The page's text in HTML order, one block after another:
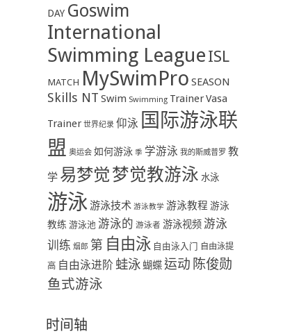
DAY Goswim
International
Swimming LeagueISL
MATCH MySwimPro SEASON
Skills NT Swim Swimming TrainerVasa
Trainer 世界纪录 仰泳 国际游泳联
盟 奥运会 如何游泳 季 学游泳 我的斯威普罗 教
学 易梦觉梦觉教游泳 水泳
游泳游泳技术 游泳教学 游泳教程 游泳
教练 游泳池 游泳的 游泳者 游泳视频 游泳
训练 烟郎 第 自由泳 自由泳入门 自由泳提
高 自由泳进阶 蛙泳蝴蝶运动 陈俊勋
鱼式游泳
时间轴